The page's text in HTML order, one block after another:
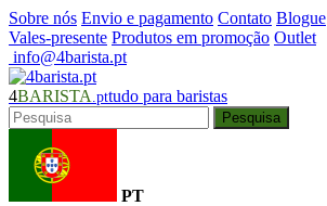
Sobre nós Envio e pagamento Contato Blogue
Vales-presente Produtos em promoção Outlet
info@4barista.pt
4BARISTA .pttudo para baristas
Pesquisa
PT